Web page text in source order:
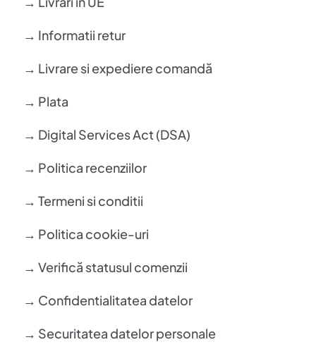
→ Informatii retur
→ Livrare si expediere comandă
→ Plata
→ Digital Services Act (DSA)
→ Politica recenziilor
→ Termeni si conditii
→ Politica cookie-uri
→ Verifică statusul comenzii
→ Confidentialitatea datelor
→ Securitatea datelor personale